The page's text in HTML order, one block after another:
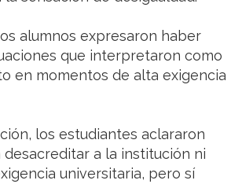
alumnos expresaron haber
que interpretaron como
en momentos de alta exigencia
los estudiantes aclararon
desacreditar a la institución ni
universitaria, pero sí